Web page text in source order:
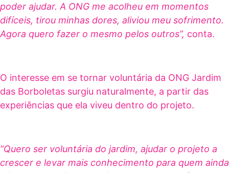
poder ajudar. A ONG me acolheu em momentos
difíceis, tirou minhas dores, aliviou meu sofrimento.
Agora quero fazer o mesmo pelos outros”, conta.
O interesse em se tornar voluntária da ONG Jardim
das Borboletas surgiu naturalmente, a partir das
experiências que ela viveu dentro do projeto.
“Quero ser voluntária do jardim, ajudar o projeto a
crescer e levar mais conhecimento para quem ainda